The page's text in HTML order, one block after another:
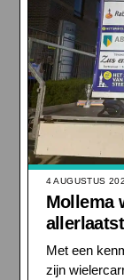
4 AUGUSTUS
Mollema
Met een
zijn